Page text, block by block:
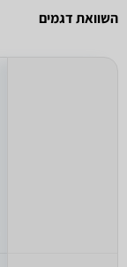
השוואת דגמים